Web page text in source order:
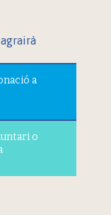
a
o